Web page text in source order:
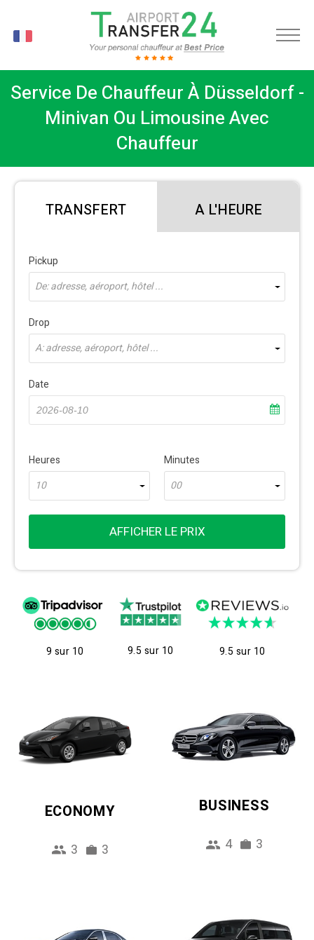
Service De Chauffeur À Düsseldorf -
Minivan Ou Limousine Avec
Chauffeur
TRANSFERT A L'HEURE
Pickup
De: adresse, aéroport, hôtel ...
Drop
À: adresse, aéroport, hôtel ...
Date
Heures
10
Minutes
00
AFFICHER LE PRIX
9 sur 10 9.5 sur 10 9.5 sur 10
ECONOMY
3 3
BUSINESS
4 3